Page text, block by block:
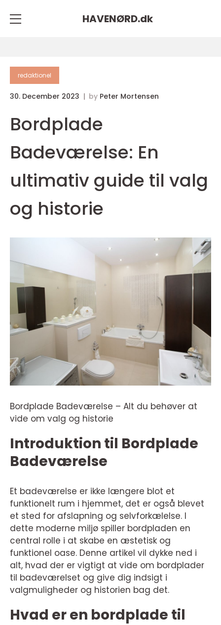
HAVENØRD.dk
redaktionel
30. December 2023 by Peter Mortensen
Bordplade
Badeværelse: En
ultimativ guide til valg
og historie
Bordplade Badeværelse – Alt du behøver at
vide om valg og historie
Introduktion til Bordplade
Badeværelse
Et badeværelse er ikke længere blot et
funktionelt rum i hjemmet, det er også blevet
et sted for afslapning og selvforkælelse. I
dette moderne miljø spiller bordpladen en
central rolle i at skabe en æstetisk og
funktionel oase. Denne artikel vil dykke ned i
alt, hvad der er vigtigt at vide om bordplader
til badeværelset og give dig indsigt i
valgmuligheder og historien bag det.
Hvad er en bordplade til